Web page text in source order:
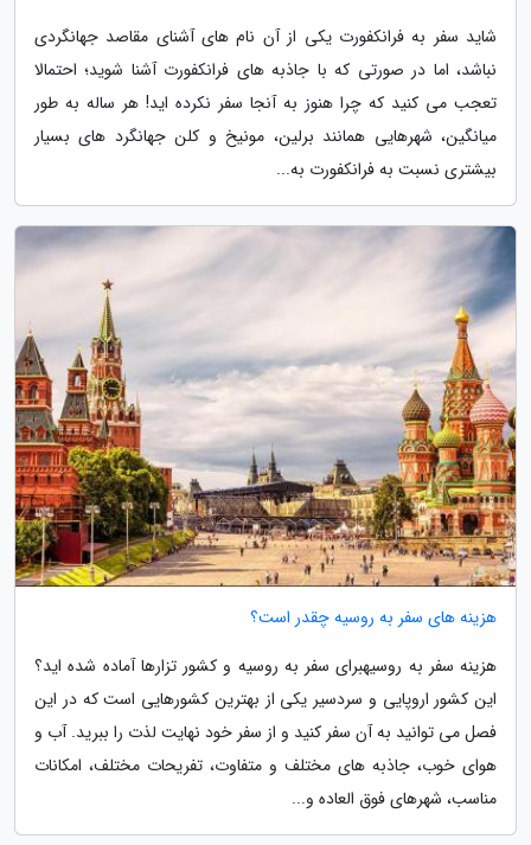
شاید سفر به فرانکفورت یکی از آن نام های آشنای مقاصد جهانگردی
نباشد، اما در صورتی که با جاذبه های فرانکفورت آشنا شوید؛ احتمالا
تعجب می کنید که چرا هنوز به آنجا سفر نکرده اید! هر ساله به طور
میانگین، شهرهایی همانند برلین، مونیخ و کلن جهانگرد های بسیار
بیشتری نسبت به فرانکفورت به...
هزینه های سفر به روسیه چقدر است؟
هزینه سفر به روسیهبرای سفر به روسیه و کشور تزارها آماده شده اید؟
این کشور اروپایی و سردسیر یکی از بهترین کشورهایی است که در این
فصل می توانید به آن سفر کنید و از سفر خود نهایت لذت را ببرید. آب و
هوای خوب، جاذبه های مختلف و متفاوت، تفریحات مختلف، امکانات
مناسب، شهرهای فوق العاده و...